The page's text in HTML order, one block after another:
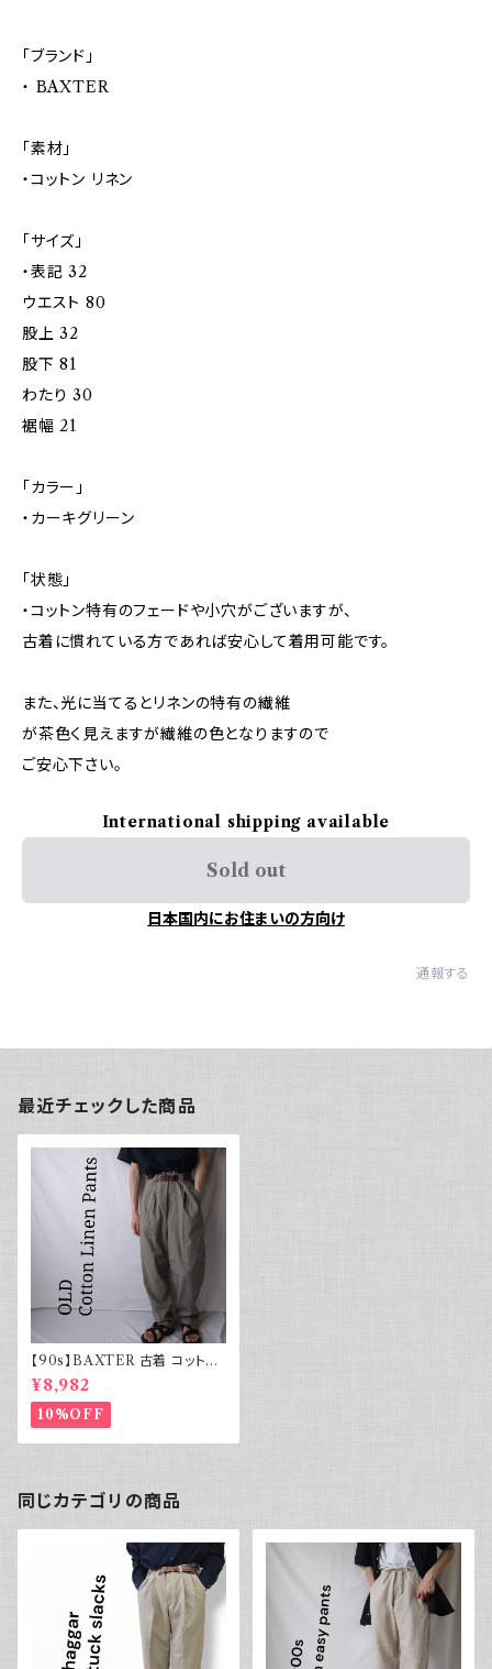
「ブランド」
・ BAXTER
「素材」
・コットン リネン
「サイズ」
・表記 32
ウエスト 80
股上 32
股下 81
わたり 30
裾幅 21
「カラー」
・カーキグリーン
「状態」
・コットン特有のフェードや小穴がございますが、
古着に慣れている方であれば安心して着用可能です。
また、光に当てるとリネンの特有の繊維
が茶色く見えますが繊維の色となりますので
ご安心下さい。
International shipping available
Sold out
日本国内にお住まいの方向け
通報する
最近チェックした商品
【90s】BAXTER 古着 コットン
リネンパンツ ツータック ミリタ
リーライク
¥8,982
10%OFF
同じカテゴリの商品